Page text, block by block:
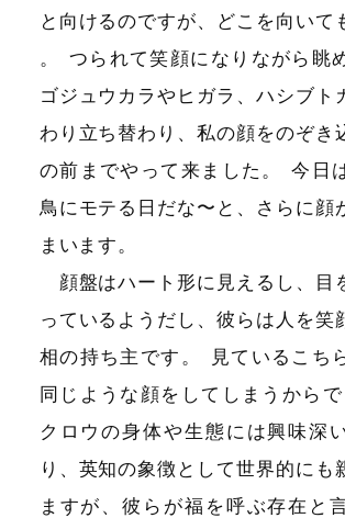
と向けるのですが、どこを向いて
。
つられて笑顔になりながら眺
ゴジュウカラやヒガラ、ハシブト
わり立ち替わり、私の顔をのぞき
の前までやって来ました 。
今日
鳥にモテる日だな〜と、さらに顔
まいます。
顔盤はハート形に見えるし、目
っているようだし、彼らは人を笑
相の持ち主です 。
見ているこち
同じような顔をしてしまうからで
クロウの身体や生態には興味深
り、英知の象徴として世界的にも
ますが、彼らが福を呼ぶ存在と